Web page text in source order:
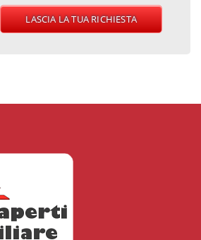
LASCIA LA TUA RICHIESTA